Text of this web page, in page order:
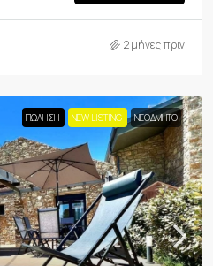
2 μήνες πριν
ΠΏΛΗΣΗ NEW LISTING ΝΕΟΔΜΗΤΟ